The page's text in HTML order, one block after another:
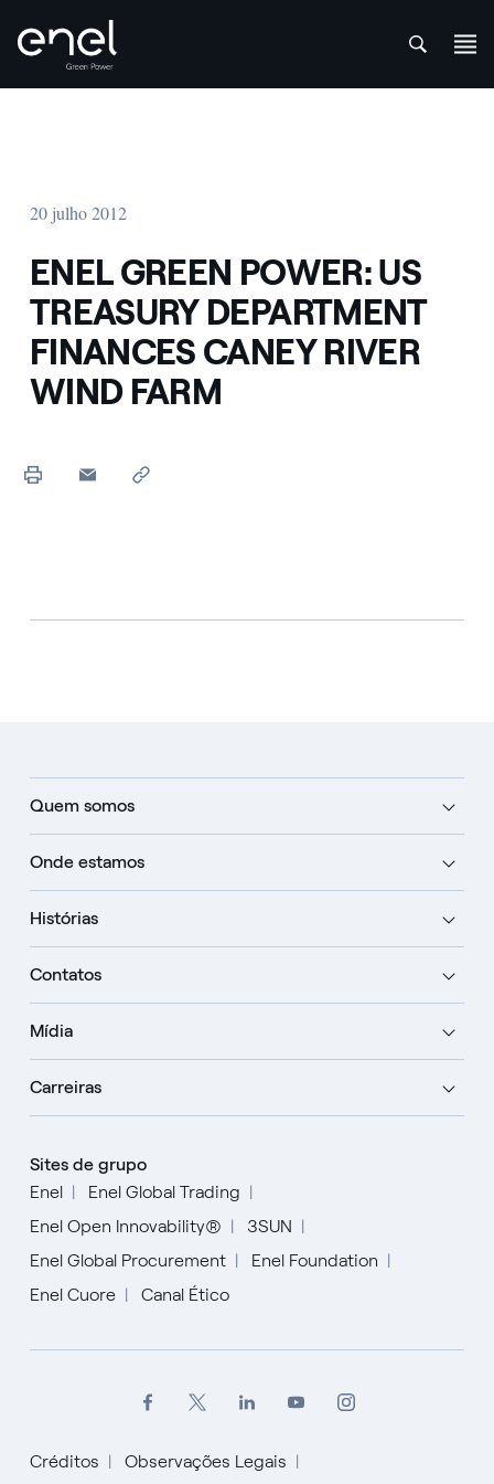
20 julho 2012
ENEL GREEN POWER: US
TREASURY DEPARTMENT
FINANCES CANEY RIVER
WIND FARM
Quem somos
Onde estamos
Histórias
Contatos
Mídia
Carreiras
Sites de grupo
Enel
Enel Global Trading
Enel Open Innovability®
3SUN
Enel Global Procurement
Enel Foundation
Enel Cuore
Canal Ético
Créditos Observações Legais